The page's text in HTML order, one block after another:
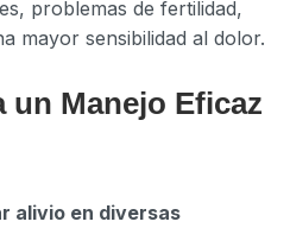
problemas de fertilidad,
mayor sensibilidad al dolor.
un Manejo Eficaz
alivio en diversas